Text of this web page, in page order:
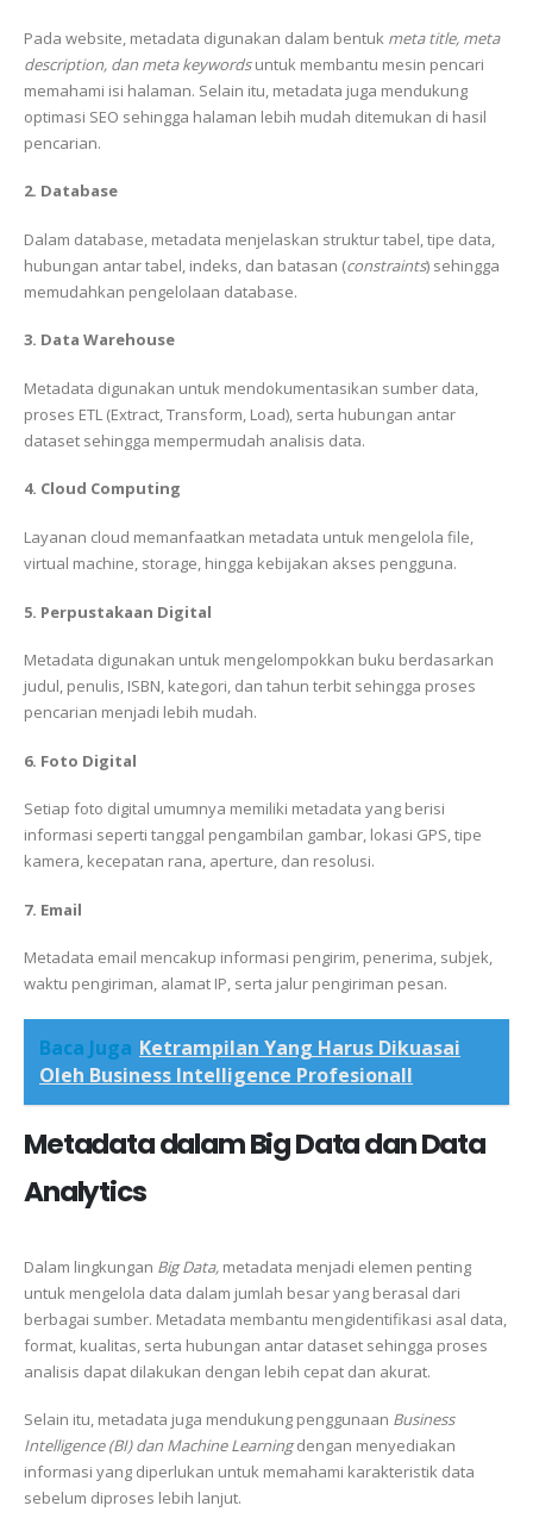
Pada website, metadata digunakan dalam bentuk meta title, meta
description, dan meta keywordsuntuk membantu mesin pencari
memahami isi halaman. Selain itu, metadata juga mendukung
optimasi SEO sehingga halaman lebih mudah ditemukan di hasil
pencarian.
2. Database
Dalam database, metadata menjelaskan struktur tabel, tipe data,
hubungan antar tabel, indeks, dan batasan (constraints) sehingga
memudahkan pengelolaan database.
3. Data Warehouse
Metadata digunakan untuk mendokumentasikan sumber data,
proses ETL (Extract, Transform, Load), serta hubungan antar
dataset sehingga mempermudah analisis data.
4. Cloud Computing
Layanan cloud memanfaatkan metadata untuk mengelola file,
virtual machine, storage, hingga kebijakan akses pengguna.
5. Perpustakaan Digital
Metadata digunakan untuk mengelompokkan buku berdasarkan
judul, penulis, ISBN, kategori, dan tahun terbit sehingga proses
pencarian menjadi lebih mudah.
6. Foto Digital
Setiap foto digital umumnya memiliki metadata yang berisi
informasi seperti tanggal pengambilan gambar, lokasi GPS, tipe
kamera, kecepatan rana, aperture, dan resolusi.
7. Email
Metadata email mencakup informasi pengirim, penerima, subjek,
waktu pengiriman, alamat IP, serta jalur pengiriman pesan.
Baca Juga Ketrampilan Yang Harus Dikuasai
Oleh Business Intelligence Profesionall
Metadata dalam Big Data dan Data
Analytics
Dalam lingkungan Big Data, metadata menjadi elemen penting
untuk mengelola data dalam jumlah besar yang berasal dari
berbagai sumber. Metadata membantu mengidentifikasi asal data,
format, kualitas, serta hubungan antar dataset sehingga proses
analisis dapat dilakukan dengan lebih cepat dan akurat.
Selain itu, metadata juga mendukung penggunaan Business
Intelligence (BI) dan Machine Learningdengan menyediakan
informasi yang diperlukan untuk memahami karakteristik data
sebelum diproses lebih lanjut.